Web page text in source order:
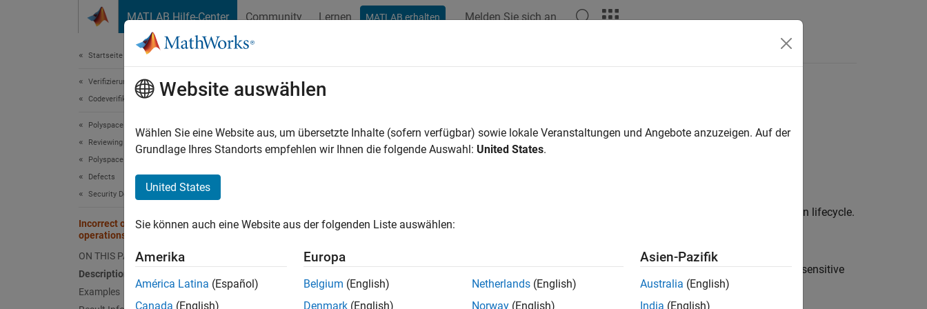
MATLAB Hilfe-Center Community Lernen MATLAB erhalten Melden Sie sich an
Startseite der Dokumentation
Verifizierung, Validierung und Tests
Codeverifikation
Polyspace Bug Finder
Reviewing and Reporting Results
Polyspace Bug Finder Results
Defects
Security Defects
Incorrect order of network connection
operations
ON THIS PAGE
Description
Examples
Answers
Incorrect order of network connection operations
Socket is not correctly established due to bad order of connection steps or missing steps
This defect occurs when you perform operations on a network connection at the wrong point of the connection lifecycle.
Sending or receiving data to an incorrectly connected socket can cause unexpected behavior or disclosure of sensitive
information.
Website auswählen
Wählen Sie eine Website aus, um übersetzte Inhalte (sofern verfügbar) sowie lokale Veranstaltungen und Angebote anzuzeigen. Auf der
Grundlage Ihres Standorts empfehlen wir Ihnen die folgende Auswahl: United States.
United States
Sie können auch eine Website aus der folgenden Liste auswählen:
Amerika
América Latina (Español)
Canada (English)
Europa
Belgium (English)
Denmark (English)
Netherlands (English)
Norway (English)
Asien-Pazifik
Australia (English)
India (English)